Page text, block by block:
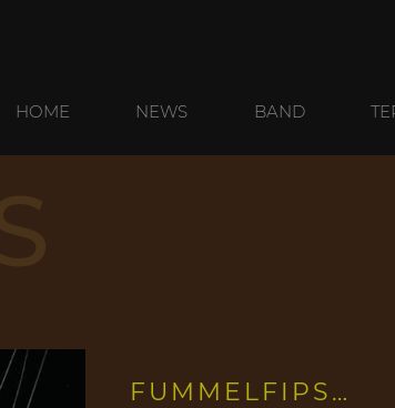
HOME NEWS BAND
FUMMELFIPS…